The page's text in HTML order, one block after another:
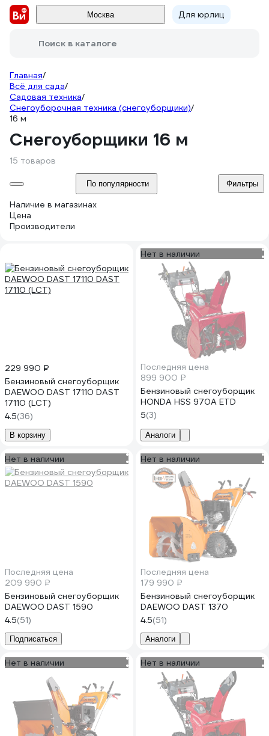
Москва Для юрлиц
Поиск в каталоге
Главная/
Всё для сада/
Садовая техника/
Снегоуборочная техника (снегоуборщики)/
16 м
Снегоуборщики 16 м
15 товаров
По популярности Фильтры
Наличие в магазинах
Цена
Производители
229 990 ₽
Бензиновый снегоуборщик
DAEWOO DAST 17110 DAST
17110 (LCT)
4.5(36)
В корзину
Нет в наличии
Последняя цена
899 900 ₽
Бензиновый снегоуборщик
HONDA HSS 970A ETD
5(3)
Аналоги
Нет в наличии
Последняя цена
209 990 ₽
Бензиновый снегоуборщик
DAEWOO DAST 1590
4.5(51)
Подписаться
Нет в наличии
Последняя цена
179 990 ₽
Бензиновый снегоуборщик
DAEWOO DAST 1370
4.5(51)
Аналоги
Нет в наличии Нет в наличии